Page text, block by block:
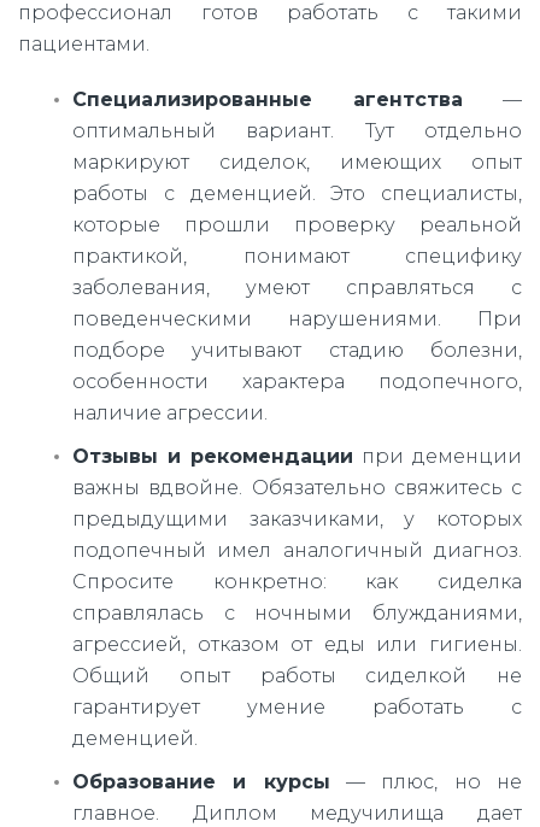
профессионал готов работать с такими
пациентами.
Специализированные агентства —
оптимальный вариант. Тут отдельно
маркируют сиделок, имеющих опыт
работы с деменцией. Это специалисты,
которые прошли проверку реальной
практикой, понимают специфику
заболевания, умеют справляться с
поведенческими нарушениями. При
подборе учитывают стадию болезни,
особенности характера подопечного,
наличие агрессии.
Отзывы и рекомендации при деменции
важны вдвойне. Обязательно свяжитесь с
предыдущими заказчиками, у которых
подопечный имел аналогичный диагноз.
Спросите конкретно: как сиделка
справлялась с ночными блужданиями,
агрессией, отказом от еды или гигиены.
Общий опыт работы сиделкой не
гарантирует умение работать с
деменцией.
Образование и курсы — плюс, но не
главное. Диплом медучилища дает